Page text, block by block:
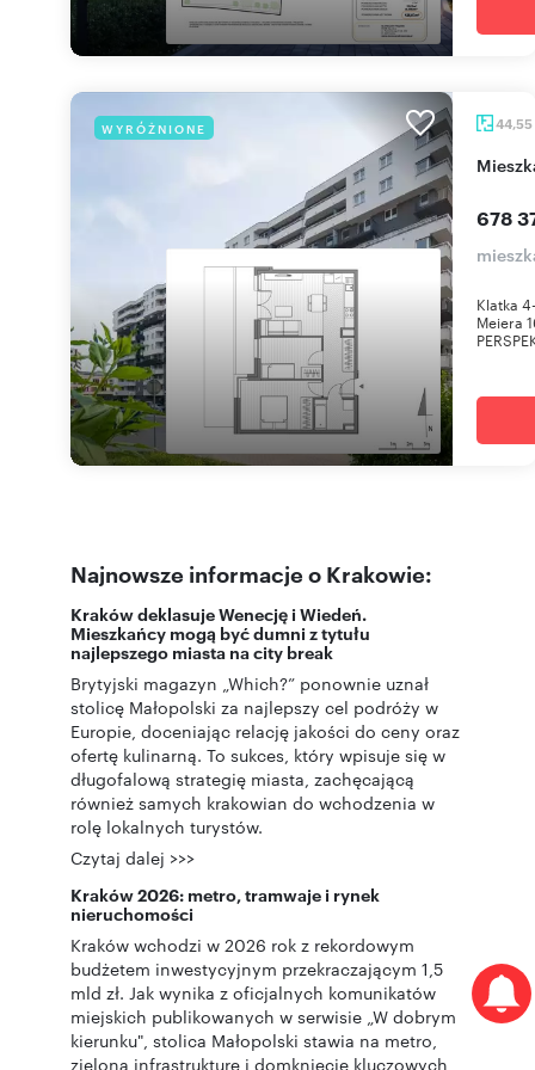
WYRÓŻNIONE 44,55
678
Klatka
Meiera
Najnowsze informacje o Krakowie:
Kraków deklasuje Wenecję i Wiedeń.
Mieszkańcy mogą być dumni z tytułu
najlepszego miasta na city break
Brytyjski magazyn „Which?” ponownie uznał
stolicę Małopolski za najlepszy cel podróży w
Europie, doceniając relację jakości do ceny oraz
ofertę kulinarną. To sukces, który wpisuje się w
długofalową strategię miasta, zachęcającą
również samych krakowian do wchodzenia w
rolę lokalnych turystów.
Czytaj dalej >>>
Kraków 2026: metro, tramwaje i rynek
nieruchomości
Kraków wchodzi w 2026 rok z rekordowym
budżetem inwestycyjnym przekraczającym 1,5
mld zł. Jak wynika z oficjalnych komunikatów
miejskich publikowanych w serwisie „W dobrym
kierunku", stolica Małopolski stawia na metro,
zieloną infrastrukturę i domknięcie kluczowych